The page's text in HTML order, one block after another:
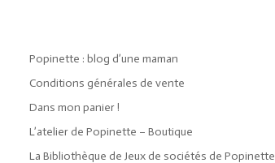
Popinette : blog d’une maman
Conditions générales de vente
Dans mon panier !
L’atelier de Popinette – Boutique
La Bibliothèque de Jeux de sociétés de Popinette